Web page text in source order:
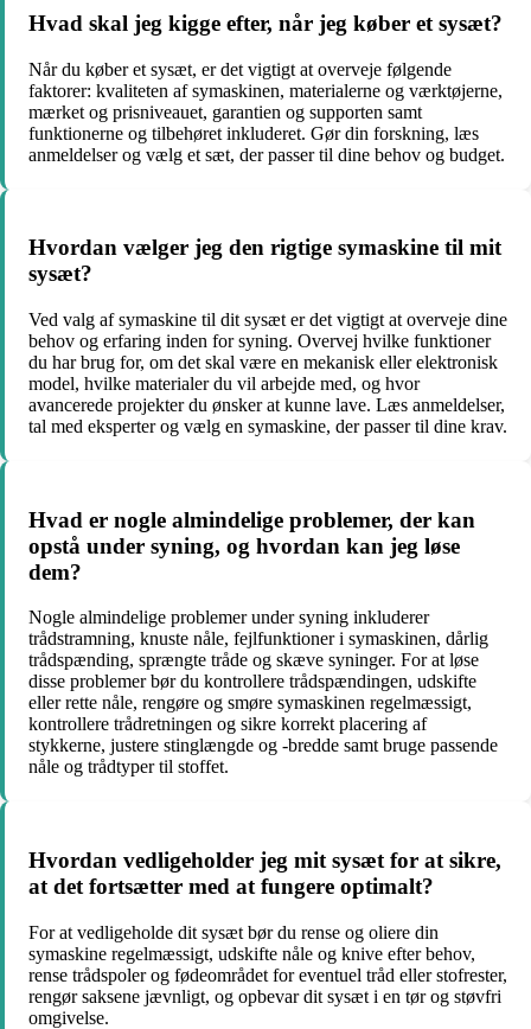
Hvad skal jeg kigge efter, når jeg køber et sysæt?
Når du køber et sysæt, er det vigtigt at overveje følgende
faktorer: kvaliteten af ​​symaskinen, materialerne og værktøjerne,
mærket og prisniveauet, garantien og supporten samt
funktionerne og tilbehøret inkluderet. Gør din forskning, læs
anmeldelser og vælg et sæt, der passer til dine behov og budget.
Hvordan vælger jeg den rigtige symaskine til mit
sysæt?
Ved valg af symaskine til dit sysæt er det vigtigt at overveje dine
behov og erfaring inden for syning. Overvej hvilke funktioner
du har brug for, om det skal være en mekanisk eller elektronisk
model, hvilke materialer du vil arbejde med, og hvor
avancerede projekter du ønsker at kunne lave. Læs anmeldelser,
tal med eksperter og vælg en symaskine, der passer til dine krav.
Hvad er nogle almindelige problemer, der kan
opstå under syning, og hvordan kan jeg løse
dem?
Nogle almindelige problemer under syning inkluderer
trådstramning, knuste nåle, fejlfunktioner i symaskinen, dårlig
trådspænding, sprængte tråde og skæve syninger. For at løse
disse problemer bør du kontrollere trådspændingen, udskifte
eller rette nåle, rengøre og smøre symaskinen regelmæssigt,
kontrollere trådretningen og sikre korrekt placering af
stykkerne, justere stinglængde og -bredde samt bruge passende
nåle og trådtyper til stoffet.
Hvordan vedligeholder jeg mit sysæt for at sikre,
at det fortsætter med at fungere optimalt?
For at vedligeholde dit sysæt bør du rense og oliere din
symaskine regelmæssigt, udskifte nåle og knive efter behov,
rense trådspoler og fødeområdet for eventuel tråd eller stofrester,
rengør saksene jævnligt, og opbevar dit sysæt i en tør og støvfri
omgivelse.